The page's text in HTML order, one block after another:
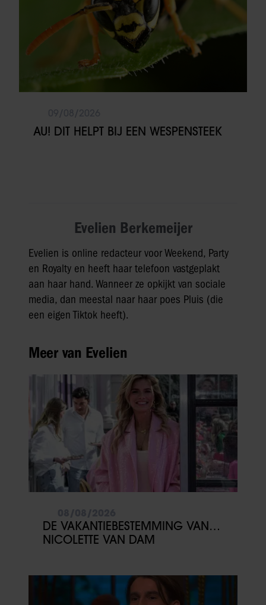
AU! DIT HELPT BIJ EEN WESPENSTEEK
Evelien Berkemeijer
Evelien is online redacteur voor Weekend, Party
en Royalty en heeft haar telefoon vastgeplakt
aan haar hand. Wanneer ze opkijkt van sociale
media, dan meestal naar haar poes Pluis (die
een eigen Tiktok heeft).
Meer van Evelien
DE VAKANTIEBESTEMMING VAN…
NICOLETTE VAN DAM